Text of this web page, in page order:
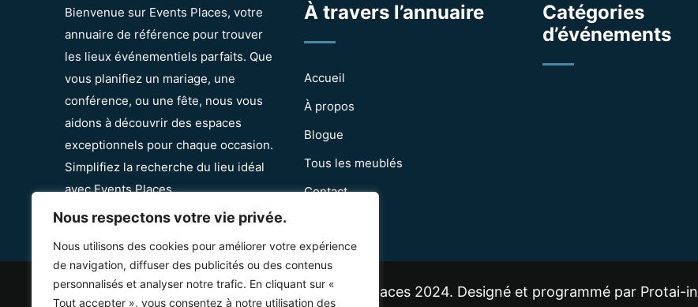
Nous respectons votre vie privée.
Nous utilisons des cookies pour améliorer votre expérience
de navigation, diffuser des publicités ou des contenus
personnalisés et analyser notre trafic. En cliquant sur «
Tout accepter », vous consentez à notre utilisation des
Bienvenue sur Events Places, votre
annuaire de référence pour trouver
les lieux événementiels parfaits. Que
vous planifiez un mariage, une
conférence, ou une fête, nous vous
aidons à découvrir des espaces
exceptionnels pour chaque occasion.
Simplifiez la recherche du lieu idéal
avec Events Places.
À travers l’annuaire
Accueil
À propos
Blogue
Tous les meublés
Contact
Catégories
d’événements
© Copyright Events-places 2024. Designé et programmé par Protai-in